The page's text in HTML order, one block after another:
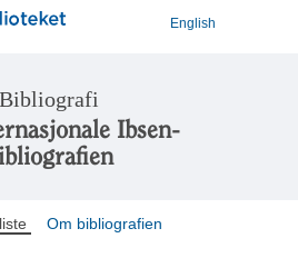
English
Bibliografi
Ibsen-
Om bibliografien